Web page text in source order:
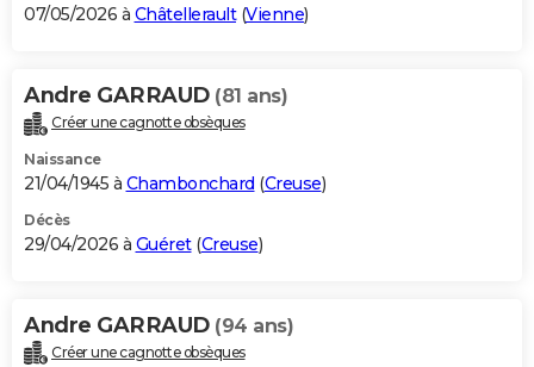
07/05/2026 à Châtellerault(Vienne)
Andre GARRAUD (81 ans)
Créer une cagnotte obsèques
Naissance
21/04/1945 à Chambonchard (Creuse)
Décès
29/04/2026 à Guéret(Creuse)
Andre GARRAUD (94 ans)
Créer une cagnotte obsèques